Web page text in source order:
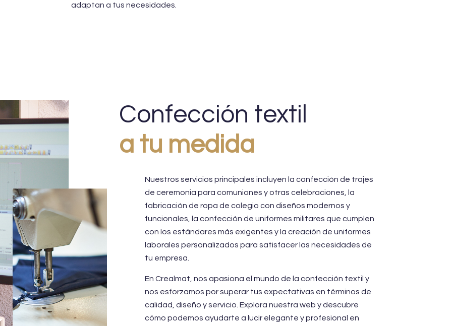
adaptan a tus necesidades.
Confección textil
a tu medida
Nuestros servicios principales incluyen la confección de trajes
de ceremonia para comuniones y otras celebraciones, la
fabricación de ropa de colegio con diseños modernos y
funcionales, la confección de uniformes militares que cumplen
con los estándares más exigentes y la creación de uniformes
laborales personalizados para satisfacer las necesidades de
tu empresa.
En Crealmat, nos apasiona el mundo de la confección textil y
nos esforzamos por superar tus expectativas en términos de
calidad, diseño y servicio. Explora nuestra web y descubre
cómo podemos ayudarte a lucir elegante y profesional en